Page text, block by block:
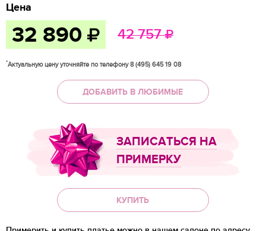
Цена
32 890 42 757
*Актуальную цену уточняйте по телефону 8 (495) 645 19 08
ДОБАВИТЬ В ЛЮБИМЫЕ
ЗАПИСАТЬСЯ НА
ПРИМЕРКУ
КУПИТЬ